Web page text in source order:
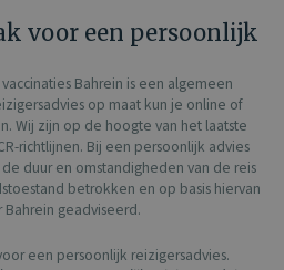
voor een persoonlijk
Bahrein is een algemeen
op maat kun je online of
Wij zijn op de hoogte van het laatste
richtlijnen. Bij een persoonlijk advies
duur en omstandigheden van de reis
betrokken en op basis hiervan
geadviseerd.
een persoonlijk reizigersadvies.